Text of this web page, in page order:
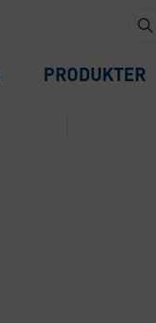
Søg
efter:
PRODUKTER